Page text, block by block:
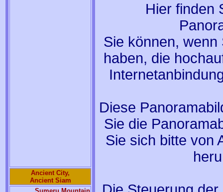
Ancient City,
Ancient Siam
Hier finden
Sie können,
haben, die
Diese
Sie die
Sie sich bitte von